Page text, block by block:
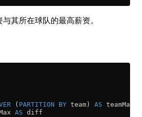
其所在球队的最高薪资。
( PARTITION BY team) AS teamMax,
AS diff